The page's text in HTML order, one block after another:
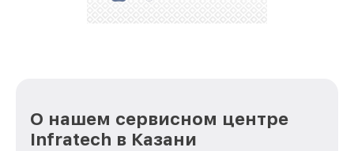
О нашем сервисном центре
Infratech в Казани